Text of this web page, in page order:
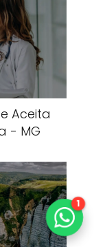
Aceita
- MG
1